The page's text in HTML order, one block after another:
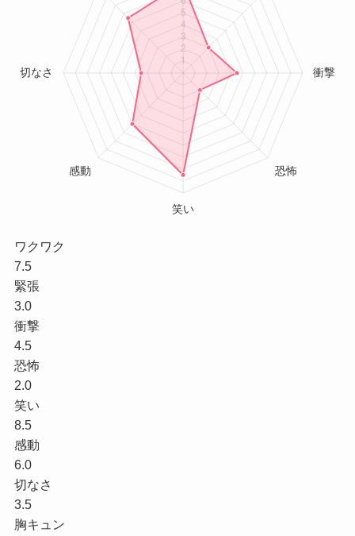
ワクワク
7.5
緊張
3.0
衝撃
4.5
恐怖
2.0
笑い
8.5
感動
6.0
切なさ
3.5
胸キュン